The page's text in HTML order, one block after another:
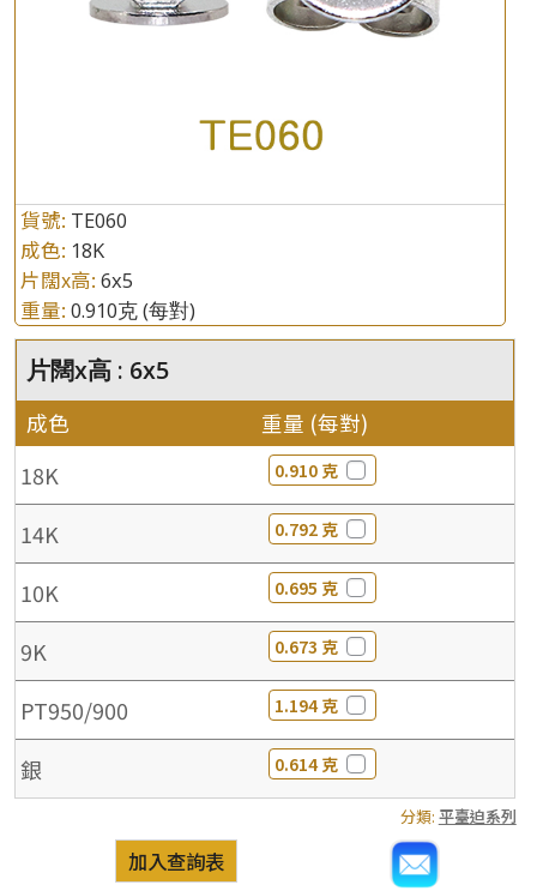
貨號: TE060
成色: 18K
片闊x高: 6x5
重量: 0.910克(每對)
片闊x高 : 6x5
成色 重量 (每對)
18K 0.910 克
14K 0.792 克
10K 0.695 克
9K 0.673 克
PT950/900 1.194 克
銀 0.614 克
分類: 平臺迫系列
加入查詢表